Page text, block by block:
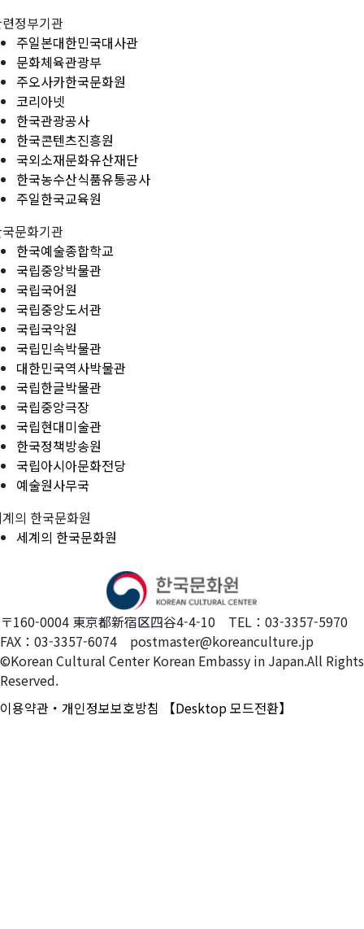
정부기관
주일본대한민국대사관
문화체육관광부
주오사카한국문화원
코리아넷
한국관광공사
한국콘텐츠진흥원
국외소재문화유산재단
한국농수산식품유통공사
주일한국교육원
문화기관
한국예술종합학교
국립중앙박물관
국립국어원
국립중앙도서관
국립국악원
국립민속박물관
대한민국역사박물관
국립한글박물관
국립중앙극장
국립현대미술관
한국정책방송원
국립아시아문화전당
예술원사무국
의 한국문화원
세계의 한국문화원
〒160-0004 東京都新宿区四谷4-4-10 TEL：03-3357-5970
FAX：03-3357-6074 postmaster@koreanculture.jp
©Korean Cultural Center Korean Embassy in Japan.All Rights
Reserved.
이용약관・개인정보보호방침
【Desktop 모드전환】